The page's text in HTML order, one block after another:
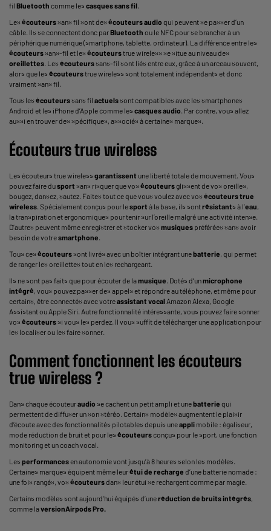
fil Bluetooth comme les casques sans fil
Les écouteurssans fil sont des écouteursaudio qui peuvent se passer d’un
câble. Ils se connectent donc parBluetooth ou le NFC pour se brancher à un
périphérique numérique (smartphone, tablette ordinateur). La différence entre les
écouteurssans-fil et les écouteurstrue wireless se situe au niveau des
oreillettes . Les écouteurssans-fil sont liés entre eux, grâce à un arceau souvent,
alors que les écouteurstrue wireless sont totalement indépendants et donc
vraiment sans fil.
Tous les écouteurssans fil actuelssont compatibles avec les smartphones
Android et les iPhone d’Apple comme les casques audio . Par contre, vous allez
aussi en trouver des spécifiques, associés à certaines marques.
Écouteurs true wireless
Les écouteurs true wireless garantissent une liberté totale de mouvement. Vous
pouvez faire dusport sans risquer que vos écouteursglissent de vos oreilles,
bougez, dansez, sautez. Faites tout ce que vous voulez avec vos écouteurs true
wireless . Spécialement conçus pour lesport à la base, ils sontrésistants à l’eau
la transpiration et ergonomiques pour tenir sur l’oreille malgré une activité intense.
D’autres peuvent même enregistrer et stocker vos musiques préférées sans avoir
besoin de votresmartphone
Tous ces écouteurssont livrés avec un boîtier intégrant unebatterie , qui permet
de ranger les oreillettes tout en les rechargeant.
Ils ne sont pas faits que pour écouter de lamusique . Dotés d’unmicrophone
intégré , vous pouvez passer des appels et répondre au téléphone, et même pour
certains, être connectés avec votreassistant vocal Amazon Alexa, Google
Assistant ou Apple Siri. Autre fonctionnalité intéressante, vous pouvez faire sonner
vos écouteurssi vous les perdez. Il vous suffit de télécharger une application pour
les localiser ou les faire sonner.
Comment fonctionnent les écouteurs
true wireless ?
Dans chaque écouteuraudio se cachent un petit ampli et unebatterie qui
permettent de diffuser un son stéréo. Certains modèles augmentent le plaisir
d’écoute avec des fonctionnalités pilotables depuis uneappli mobile : égaliseur,
mode réduction de bruit et pour les écouteursconçus pour le sport, une fonction
monitoring et un coach vocal.
Les performancesen autonomie vont jusqu’à 8 heures selon les modèles.
Certaines marques équipent même leurétui de recharge d’une batterie nomade :
une fois rangés, vos écouteursdans leur étui se rechargent comme par magie.
Certains modèles sont aujourd’hui équipés d’uneréduction de bruits intégrés
comme laversionAirpods Pro.